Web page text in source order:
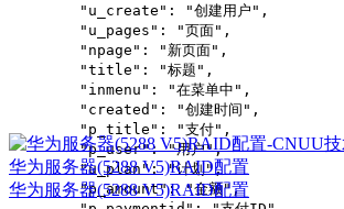
        "u_create": "创建用户",
        "u_pages": "页面",
        "npage": "新页面",
        "title": "标题",
        "inmenu": "在菜单中",
        "created": "创建时间",
        "p_title": "支付",
        "p_user": "用户",
        "u_plan": "计划",
        "p_amount": "金额",
华为服务器(5288 V5)RAID配置
华为服务器(5288 V5)RAID配置